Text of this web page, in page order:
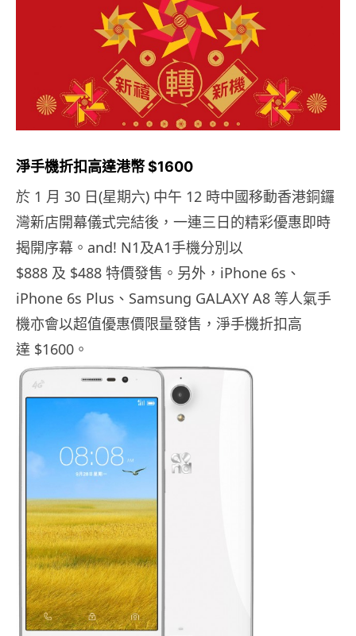
淨手機折扣高達港幣 $1600
於 1 月 30 日(星期六) 中午 12 時中國移動香港銅鑼
灣新店開幕儀式完結後，一連三日的精彩優惠即時
揭開序幕。and! N1及A1手機分別以
$888 及 $488 特價發售。另外，iPhone 6s、
iPhone 6s Plus、Samsung GALAXY A8 等人氣手
機亦會以超值優惠價限量發售，淨手機折扣高
達 $1600。